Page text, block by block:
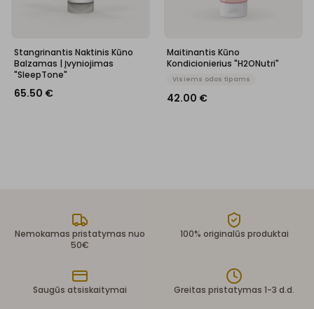
Stangrinantis Naktinis Kūno
Balzamas | Įvyniojimas
"SleepTone"
65.50 €
Maitinantis Kūno
Kondicionierius "H2ONutri"
Visiems odos tipams
42.00 €
Nemokamas pristatymas nuo
50€
100% originalūs produktai
Saugūs atsiskaitymai Greitas pristatymas 1-3 d.d.